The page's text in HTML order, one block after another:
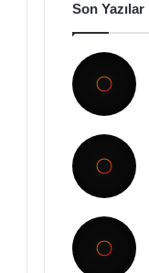
Son Yazılar